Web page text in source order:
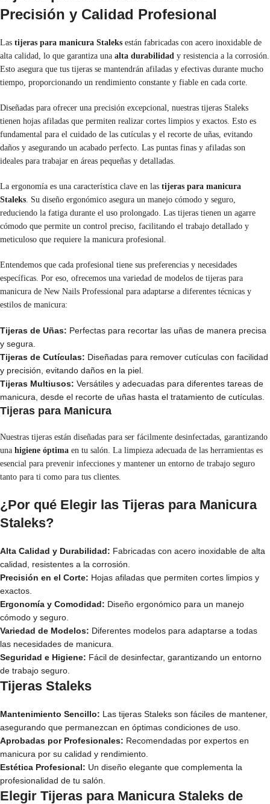
Precisión y Calidad Profesional
Las tijeras para manicura Staleks están fabricadas con acero inoxidable de
alta calidad, lo que garantiza una alta durabilidad y resistencia a la corrosión.
Esto asegura que tus tijeras se mantendrán afiladas y efectivas durante mucho
tiempo, proporcionando un rendimiento constante y fiable en cada corte.
Diseñadas para ofrecer una precisión excepcional, nuestras tijeras Staleks
tienen hojas afiladas que permiten realizar cortes limpios y exactos. Esto es
fundamental para el cuidado de las cutículas y el recorte de uñas, evitando
daños y asegurando un acabado perfecto. Las puntas finas y afiladas son
ideales para trabajar en áreas pequeñas y detalladas.
La ergonomía es una característica clave en las tijeras para manicura
Staleks. Su diseño ergonómico asegura un manejo cómodo y seguro,
reduciendo la fatiga durante el uso prolongado. Las tijeras tienen un agarre
cómodo que permite un control preciso, facilitando el trabajo detallado y
meticuloso que requiere la manicura profesional.
Entendemos que cada profesional tiene sus preferencias y necesidades
específicas. Por eso, ofrecemos una variedad de modelos de tijeras para
manicura de New Nails Professional para adaptarse a diferentes técnicas y
estilos de manicura:
Tijeras de Uñas: Perfectas para recortar las uñas de manera precisa
y segura.
Tijeras de Cutículas: Diseñadas para remover cutículas con facilidad
y precisión, evitando daños en la piel.
Tijeras Multiusos: Versátiles y adecuadas para diferentes tareas de
manicura, desde el recorte de uñas hasta el tratamiento de cutículas.
Tijeras para Manicura
Nuestras tijeras están diseñadas para ser fácilmente desinfectadas, garantizando
una higiene óptima en tu salón. La limpieza adecuada de las herramientas es
esencial para prevenir infecciones y mantener un entorno de trabajo seguro
tanto para ti como para tus clientes.
¿Por qué Elegir las Tijeras para Manicura
Staleks?
Alta Calidad y Durabilidad: Fabricadas con acero inoxidable de alta
calidad, resistentes a la corrosión.
Precisión en el Corte: Hojas afiladas que permiten cortes limpios y
exactos.
Ergonomía y Comodidad: Diseño ergonómico para un manejo
cómodo y seguro.
Variedad de Modelos: Diferentes modelos para adaptarse a todas
las necesidades de manicura.
Seguridad e Higiene: Fácil de desinfectar, garantizando un entorno
de trabajo seguro.
Tijeras Staleks
Mantenimiento Sencillo: Las tijeras Staleks son fáciles de mantener,
asegurando que permanezcan en óptimas condiciones de uso.
Aprobadas por Profesionales: Recomendadas por expertos en
manicura por su calidad y rendimiento.
Estética Profesional: Un diseño elegante que complementa la
profesionalidad de tu salón.
Elegir Tijeras para Manicura Staleks de